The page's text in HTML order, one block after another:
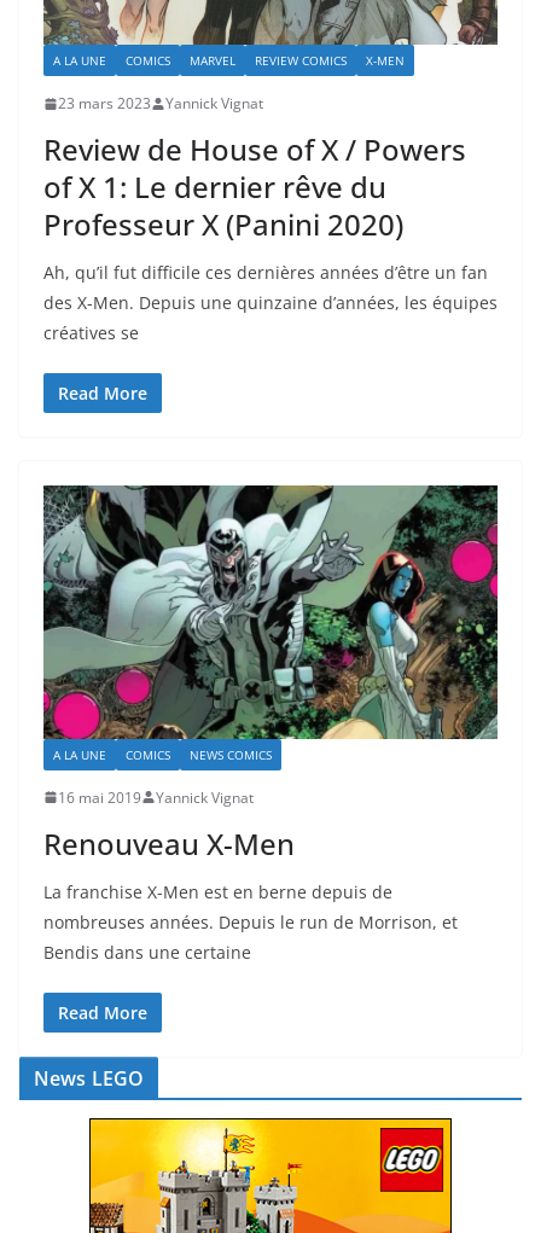
A LA UNE COMICS MARVEL REVIEW COMICS X-MEN
23 mars 2023 Yannick Vignat
Review de House of X / Powers
of X 1: Le dernier rêve du
Professeur X (Panini 2020)
Ah, qu’il fut difficile ces dernières années d’être un fan
des X-Men. Depuis une quinzaine d’années, les équipes
créatives se
Read More
A LA UNE COMICS NEWS COMICS
16 mai 2019 Yannick Vignat
Renouveau X-Men
La franchise X-Men est en berne depuis de
nombreuses années. Depuis le run de Morrison, et
Bendis dans une certaine
Read More
News LEGO